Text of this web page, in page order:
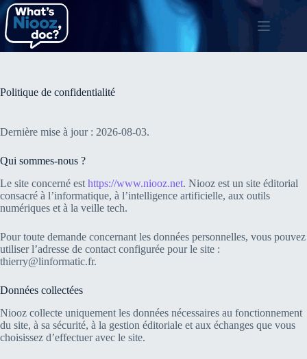
Passer
au
contenu
Politique de confidentialité
Dernière mise à jour : 2026-08-03.
Qui sommes-nous ?
Le site concerné est https://www.niooz.net. Niooz est un site éditorial
consacré à l’informatique, à l’intelligence artificielle, aux outils
numériques et à la veille tech.
Pour toute demande concernant les données personnelles, vous pouvez
utiliser l’adresse de contact configurée pour le site :
thierry@linformatic.fr.
Données collectées
Niooz collecte uniquement les données nécessaires au fonctionnement
du site, à sa sécurité, à la gestion éditoriale et aux échanges que vous
choisissez d’effectuer avec le site.